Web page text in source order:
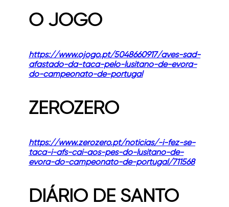
O JOGO
https://www.ojogo.pt/5048660917/aves-sad-
afastado-da-taca-pelo-lusitano-de-evora-
do-campeonato-de-portugal
ZEROZERO
https://www.zerozero.pt/noticias/-i-fez-se-
taca-i-afs-cai-aos-pes-do-lusitano-de-
evora-do-campeonato-de-portugal/711568
DIÁRIO DE SANTO